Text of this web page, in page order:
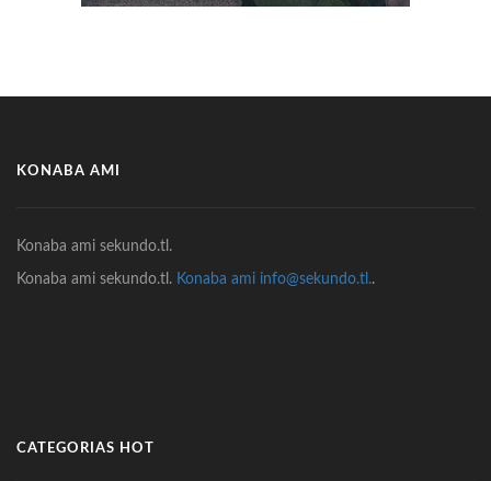
KONABA AMI
Konaba ami sekundo.tl.
Konaba ami sekundo.tl. Konaba ami info@sekundo.tl..
CATEGORIAS HOT